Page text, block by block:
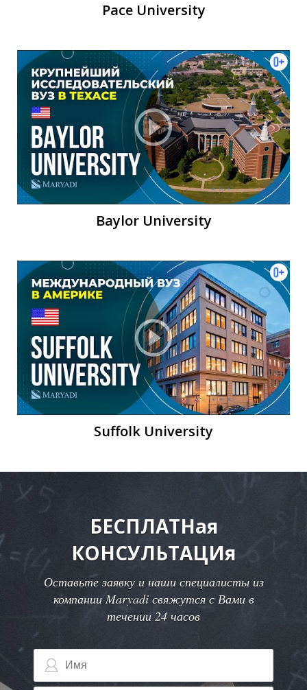
Р
А
Pace University
Baylor University
Suffolk University
БЕСПЛАТНая
КОНСУЛЬТАЦИя
Оставьте заявку и наши специалисты из
компании Maryadi свяжутся с Вами в
течении 24 часов